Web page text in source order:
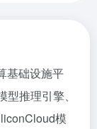
基础设施平
推理引擎、
模